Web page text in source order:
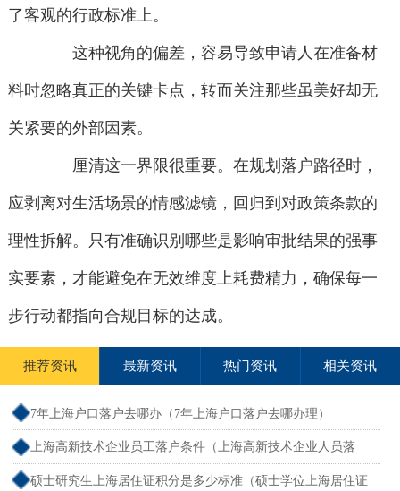
了客观的行政标准上。
这种视角的偏差，容易导致申请人在准备材
料时忽略真正的关键卡点，转而关注那些虽美好却无
关紧要的外部因素。
厘清这一界限很重要。在规划落户路径时，
应剥离对生活场景的情感滤镜，回归到对政策条款的
理性拆解。只有准确识别哪些是影响审批结果的强事
实要素，才能避免在无效维度上耗费精力，确保每一
步行动都指向合规目标的达成。
推荐资讯 最新资讯 热门资讯 相关资讯
7年上海户口落户去哪办（7年上海户口落户去哪办理）
上海高新技术企业员工落户条件（上海高新技术企业人员落
户）
硕士研究生上海居住证积分是多少标准（硕士学位上海居住证